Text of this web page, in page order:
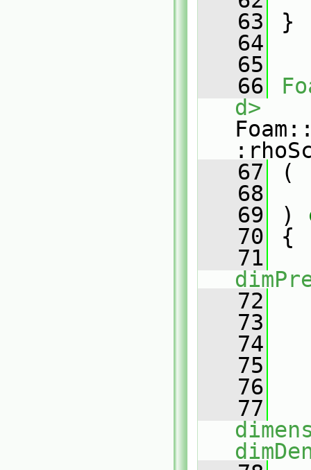
   63
}
   64
   65
   66
d>
   67
(
   68
   69
)
   70
{
   71
   72
   73
   74
   75
   76
   77